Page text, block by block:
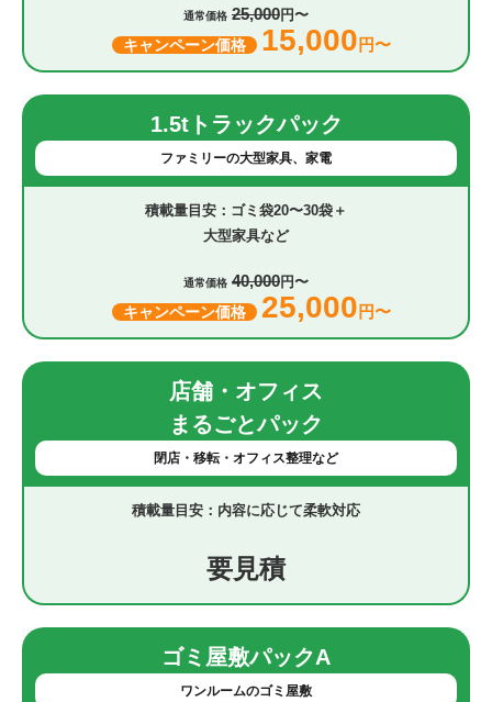
通常価格 25,000円〜
キャンペーン価格 15,000 円〜
1.5tトラックパック
ファミリーの大型家具、家電
ゴミ袋20〜30袋＋
大型家具など
通常価格 40,000円〜
キャンペーン価格 25,000 円〜
店舗・オフィス
まるごとパック
閉店・移転・オフィス整理など
内容に応じて柔軟対応
要見積
ゴミ屋敷パックA
ワンルームのゴミ屋敷